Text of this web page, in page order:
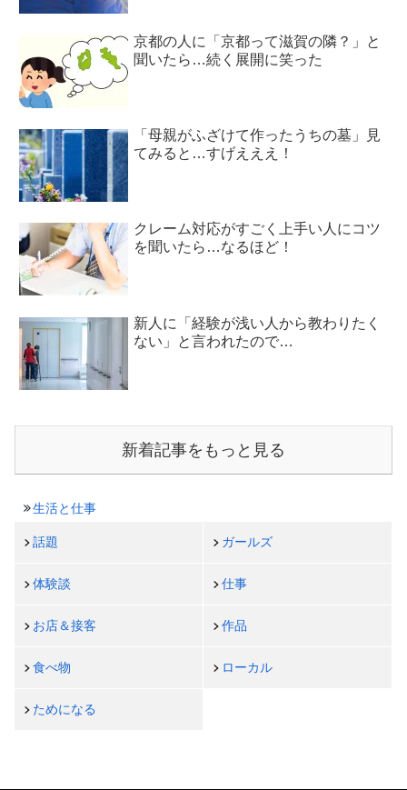
京都の人に「京都って滋賀の隣？」と
聞いたら…続く展開に笑った
「母親がふざけて作ったうちの墓」見
てみると…すげえええ！
クレーム対応がすごく上手い人にコツ
を聞いたら…なるほど！
新人に「経験が浅い人から教わりたく
ない」と言われたので…
新着記事をもっと見る
生活と仕事
話題 ガールズ
体験談 仕事
お店＆接客 作品
食べ物 ローカル
ためになる